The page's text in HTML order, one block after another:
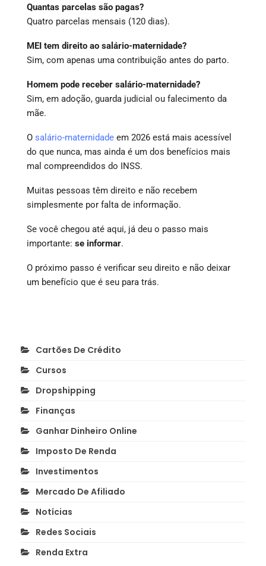
Quantas parcelas são pagas?
Quatro parcelas mensais (120 dias).
MEI tem direito ao salário-maternidade?
Sim, com apenas uma contribuição antes do parto.
Homem pode receber salário-maternidade?
Sim, em adoção, guarda judicial ou falecimento da
mãe.
O salário-maternidade em 2026 está mais acessível
do que nunca, mas ainda é um dos benefícios mais
mal compreendidos do INSS.
Muitas pessoas têm direito e não recebem
simplesmente por falta de informação.
Se você chegou até aqui, já deu o passo mais
importante: se informar.
O próximo passo é verificar seu direito e não deixar
um benefício que é seu para trás.
Cartões De Crédito
Cursos
Dropshipping
Finanças
Ganhar Dinheiro Online
Imposto De Renda
Investimentos
Mercado De Afiliado
Notícias
Redes Sociais
Renda Extra